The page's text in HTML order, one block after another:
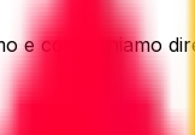
e consegniamo